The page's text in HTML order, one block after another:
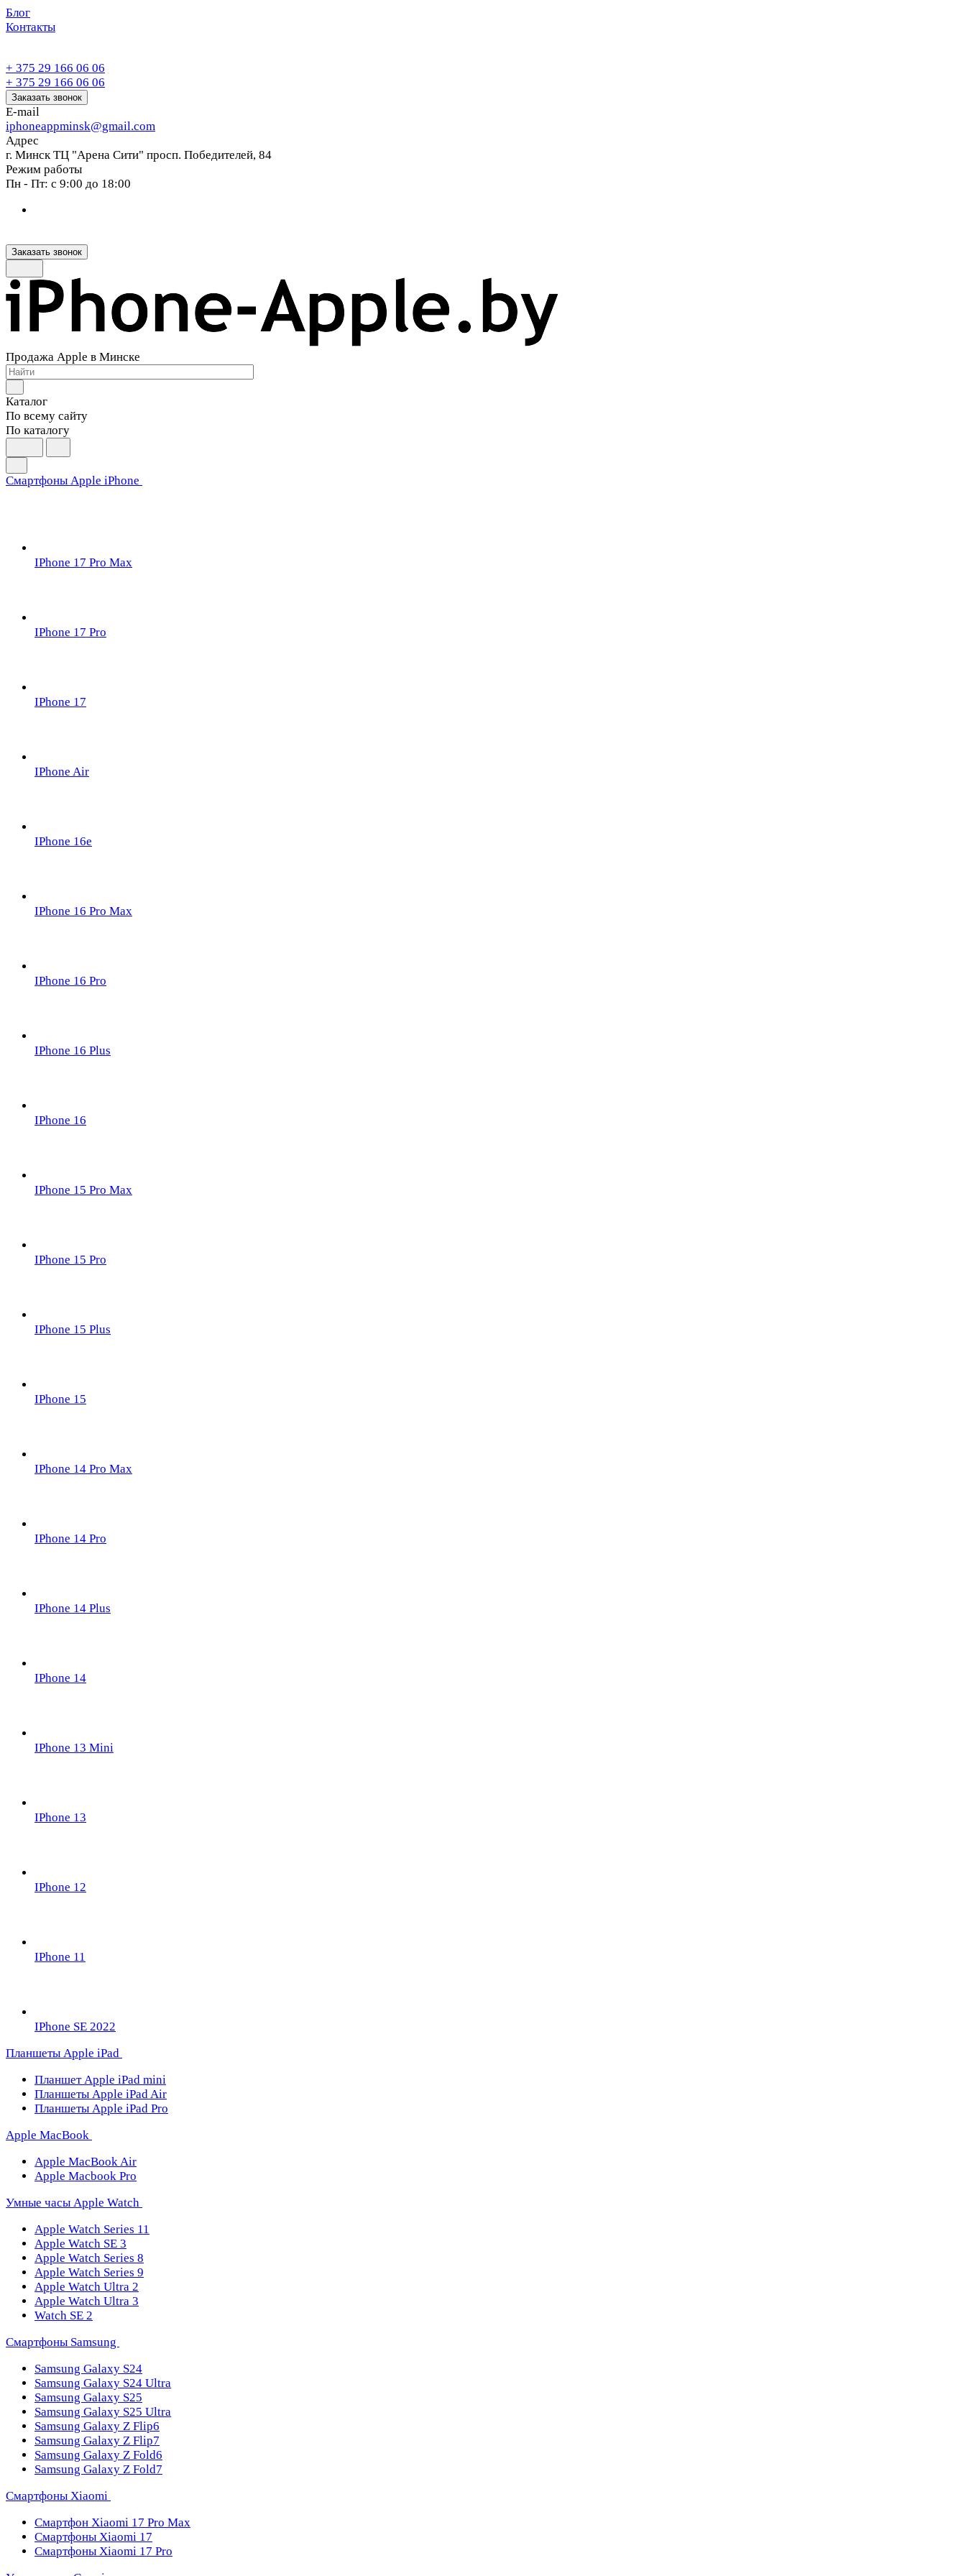
Блог
Контакты
+ 375 29 166 06 06
+ 375 29 166 06 06
Заказать звонок
E-mail
iphoneappminsk@gmail.com
Адрес
г. Минск ТЦ "Арена Сити" просп. Победителей, 84
Режим работы
Пн - Пт: с 9:00 до 18:00
Заказать звонок
Продажа Apple в Минске
Каталог
По всему сайту
По каталогу
Смартфоны Apple iPhone
IPhone 17 Pro Max
IPhone 17 Pro
IPhone 17
IPhone Air
IPhone 16e
IPhone 16 Pro Max
IPhone 16 Pro
IPhone 16 Plus
IPhone 16
IPhone 15 Pro Max
IPhone 15 Pro
IPhone 15 Plus
IPhone 15
IPhone 14 Pro Max
IPhone 14 Pro
IPhone 14 Plus
IPhone 14
IPhone 13 Mini
IPhone 13
IPhone 12
IPhone 11
IPhone SE 2022
Планшеты Apple iPad
Планшет Apple iPad mini
Планшеты Apple iPad Air
Планшеты Apple iPad Pro
Apple MacBook
Apple MacBook Air
Apple Macbook Pro
Умные часы Apple Watch
Apple Watch Series 11
Apple Watch SE 3
Apple Watch Series 8
Apple Watch Series 9
Apple Watch Ultra 2
Apple Watch Ultra 3
Watch SE 2
Смартфоны Samsung
Samsung Galaxy S24
Samsung Galaxy S24 Ultra
Samsung Galaxy S25
Samsung Galaxy S25 Ultra
Samsung Galaxy Z Flip6
Samsung Galaxy Z Flip7
Samsung Galaxy Z Fold6
Samsung Galaxy Z Fold7
Смартфоны Xiaomi
Смартфон Xiaomi 17 Pro Max
Смартфоны Xiaomi 17
Смартфоны Xiaomi 17 Pro